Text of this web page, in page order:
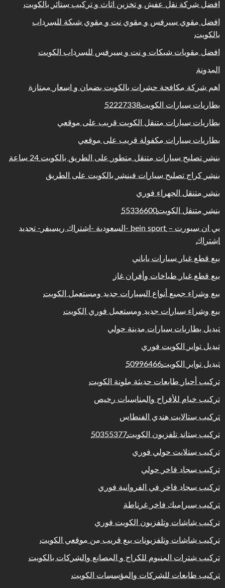
افضل شركة نقل عفش و تخزين اثاث و تركيب ستائر بالكويت
افضل مقوي سيرفس و مقوي نت و مقوي شبكة للسرداب
بالكويت
افضل مقويات شبكات و نت و سيرفس للسرداب الكويت
المدونة
اهم شركة مكافحة حشرات بالكويت بضمان و اسعار ممتازة
بطاريات سيارات الكويت52227338
بطاريات سيارات متنقل الكويت قريب على موقعي
بطاريات سيارات مكفولة قريب على موقعي
بنشر تصليح سيارات متنقل متطور على الطريق بالكويت 24 ساعة
بنشر كراج تصليح سيارات فينشر بالكويت على الطريق
بنشر متنقل الجهراء فوري
بنشر متنقل الكويت55336600
بي ان سبورت – bein sport -السعودية -اشتراك ريسيفر- تجديد
اشتراك
بيع قطع غيار سيارات ياباني
بيع قطع غيار طباخات وأفران غاز
بيع وشراء جميع أنواع السيارات جديد ومستعمل الكويت
بيع وشراء سيارات جديد ومستعمل فوري الكويت
تبديل بطاريات سيارات مدينة حولي
تبديل تواير الكويت فوري
تبديل تواير الكويت50996466
تركيب أحبار طابعات حديثة ملونة الكويت
تركيب خيام للأفراح والمناسبات رخيص
تركيب ستالايت هندي الفنطاس
تركيب ستاند تلفزيون الكويت50355377
تركيب ستلايت حولي فوري
تركيب سجاد فاخر حولي
تركيب سجاد فاخر في الفروانية فوري
تركيب سيراميك فاخر غرناطة
تركيب شاشات وتلفزيون الكويت فوري
تركيب شاشات وتلفزيونات بيع قريب من موقعي الكويت
تركيب شترات المنيوم للكراج و المصانع والشركات بالكويت
تركيب طابعات للشركات والمؤسسات الكويت